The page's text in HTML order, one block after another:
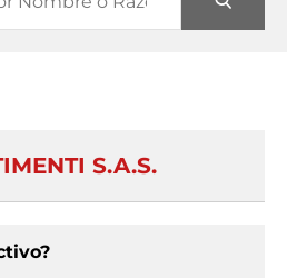
S.A.S.